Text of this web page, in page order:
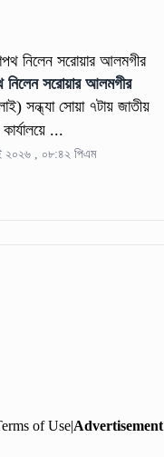
নিলেন সরোয়ার আলমগীর
সন্ধ্যা সোয়া ৭টায় জাতীয়
...
২০২৬ , ০৮:৪২ পিএম
of Use|Advertisement